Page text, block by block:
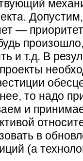
.
—
и т.д. В
то надо
и
в
(а